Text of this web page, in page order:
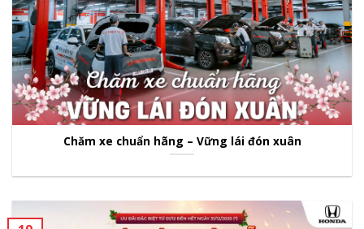
Chăm xe chuẩn hãng – Vững lái đón xuân